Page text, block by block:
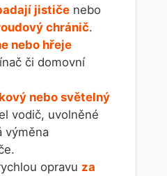
jističe nebo
chránič.
nebo hřeje
či domovní
nebo světelný
vodič, uvolněné
výměna
opravu za